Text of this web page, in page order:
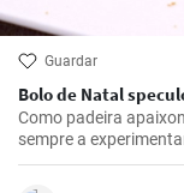
Guardar
Bolo de Natal
Como padeira
sempre a
destaque absoluto.